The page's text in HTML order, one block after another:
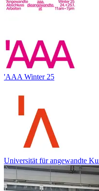
'AAA Winter 25
Universität für angewandte